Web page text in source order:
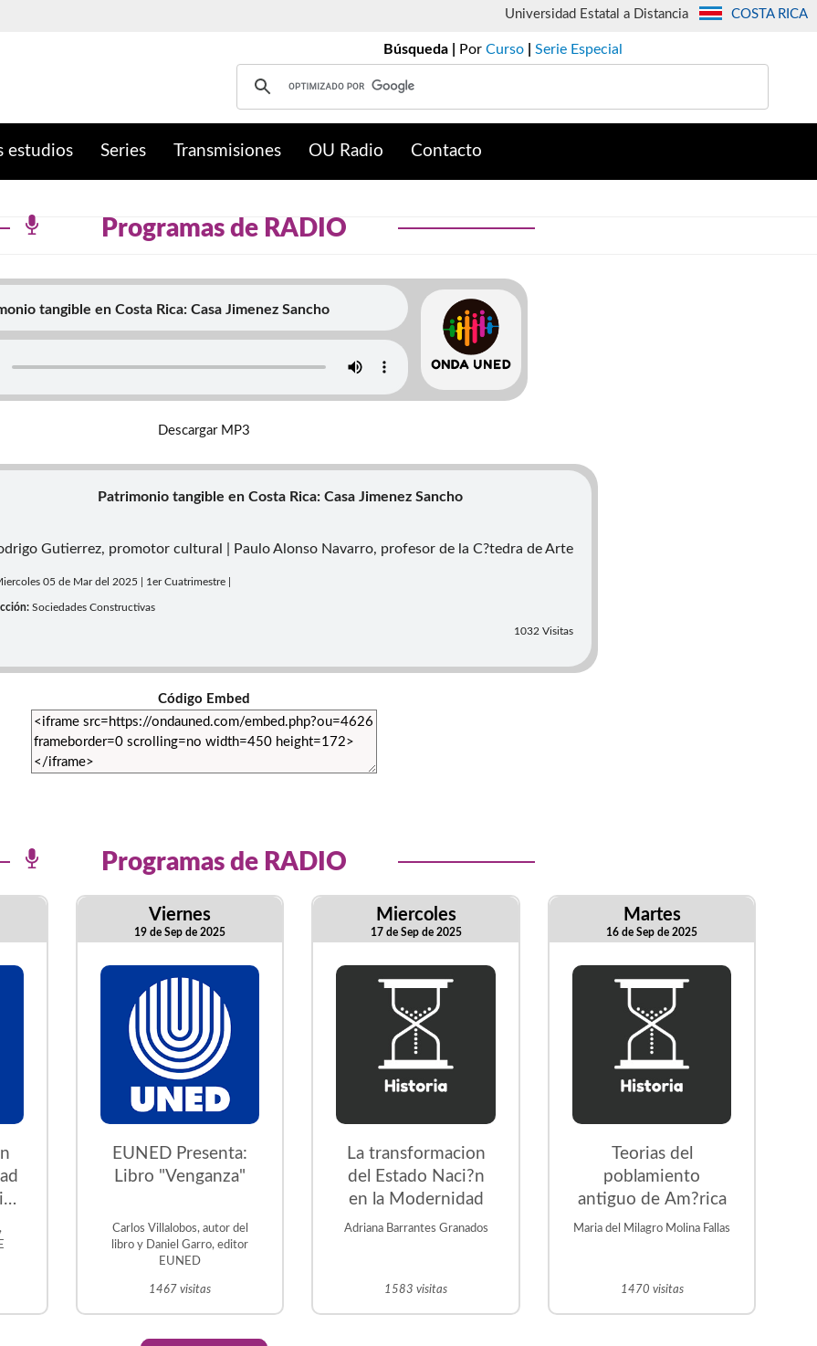
COSTA RICA
Universidad Estatal a Distancia
Búsqueda | Por Curso Serie Especial
estudios Series Transmisiones OU Radio Contacto
Programas de RADIO
tangible en Costa Rica: Casa Jimenez Sancho
Descargar MP3
Patrimonio tangible en Costa Rica: Casa Jimenez Sancho
Gutierrez, promotor cultural | Paulo Alonso Navarro, profesor de la C?tedra de Arte
05 de Mar del 2025 | 1er Cuatrimestre |
Sociedades Constructivas
1032 Visitas
Código Embed
Programas de RADIO
Viernes
19 de Sep de 2025
EUNED Presenta:
Libro "Venganza"
Carlos Villalobos, autor del
libro y Daniel Garro, editor
EUNED
1467 visitas
Miercoles
17 de Sep de 2025
La transformacion
del Estado Naci?n
en la Modernidad
Adriana Barrantes Granados
1583 visitas
Martes
16 de Sep de 2025
Teorias del
poblamiento
antiguo de Am?rica
Maria del Milagro Molina Fallas
1470 visitas